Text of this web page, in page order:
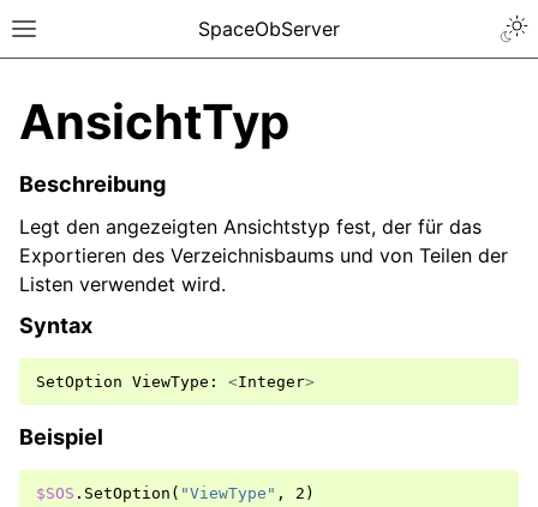
SpaceObServer
AnsichtTyp
Beschreibung
Legt den angezeigten Ansichtstyp fest, der für das
Exportieren des Verzeichnisbaums und von Teilen der
Listen verwendet wird.
Syntax
SetOption ViewType : <Integer>
Beispiel
$SOS . SetOption ( "ViewType" , 2 )